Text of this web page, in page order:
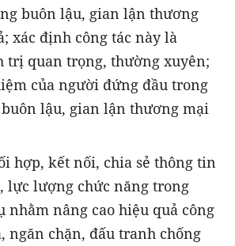
buôn lậu, gian lận thương
xác định công tác này là
trị quan trọng, thường xuyên;
của người đứng đầu trong
lậu, gian lận thương mại
hợp, kết nối, chia sẻ thông tin
lực lượng chức năng trong
nhằm nâng cao hiệu quả công
ngăn chặn, đấu tranh chống